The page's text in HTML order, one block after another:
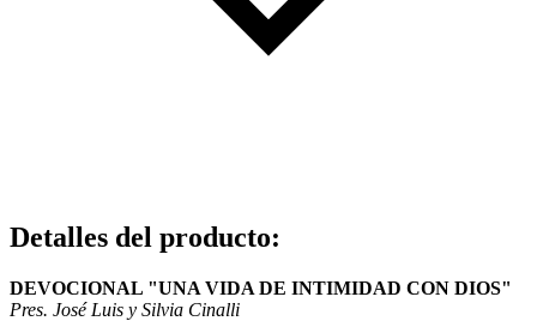
Detalles del producto:
DEVOCIONAL "UNA VIDA DE INTIMIDAD CON DIOS"
Pres. José Luis y Silvia Cinalli